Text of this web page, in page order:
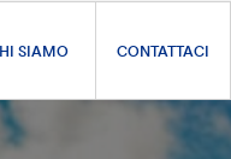
SIAMO CONTATTACI